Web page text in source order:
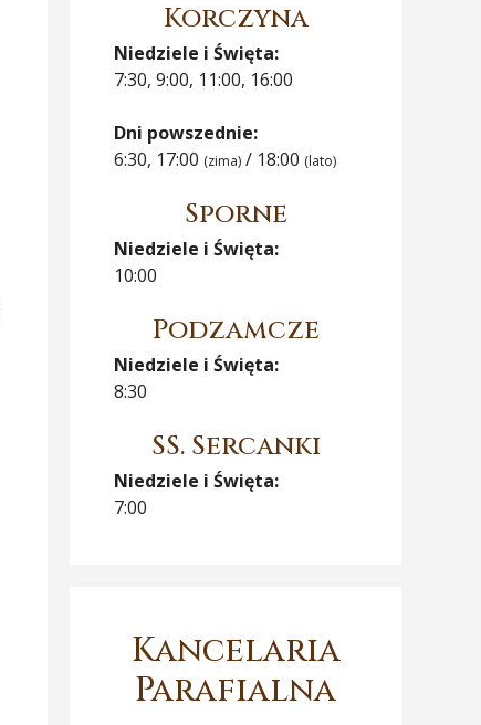
Korczyna
Niedziele i Święta:
7:30, 9:00, 11:00, 16:00
Dni powszednie:
6:30, 17:00 (zima) / 18:00 (lato)
Sporne
Niedziele i Święta:
10:00
Podzamcze
Niedziele i Święta:
8:30
SS. Sercanki
Niedziele i Święta:
7:00
Kancelaria
Parafialna